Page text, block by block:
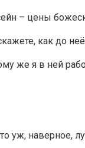
– цены
как до неё
же я в ней
уж, наверное,